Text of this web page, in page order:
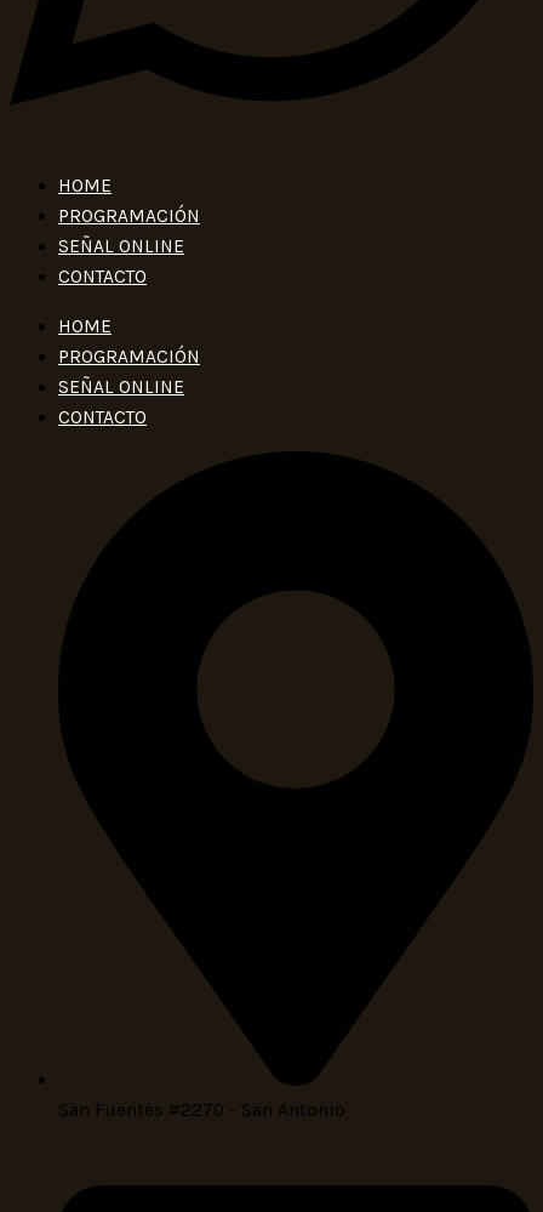
HOME
PROGRAMACIÓN
SEÑAL ONLINE
CONTACTO
HOME
PROGRAMACIÓN
SEÑAL ONLINE
CONTACTO
San Fuentes #2270 - San Antonio